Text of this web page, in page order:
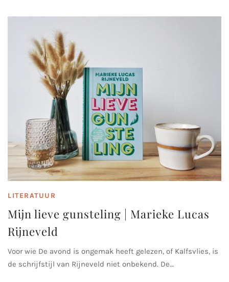
LITERATUUR
Mijn lieve gunsteling | Marieke Lucas
Rijneveld
Voor wie De avond is ongemak heeft gelezen, of Kalfsvlies, is
de schrijfstijl van Rijneveld niet onbekend. De…